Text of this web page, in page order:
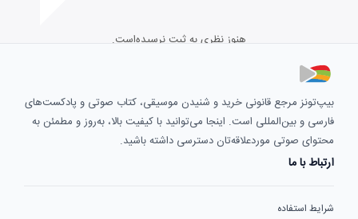
هنوز نظری به ثبت نرسیده‌است.
بیپ‌تونز مرجع قانونی خرید و شنیدن موسیقی، کتاب صوتی و پادکست‌های
فارسی و بین‌المللی است. اینجا می‌توانید با کیفیت بالا، به‌روز و مطمئن به
محتوای صوتی موردعلاقه‌تان دسترسی داشته باشید.
ارتباط با ما
شرایط استفاده